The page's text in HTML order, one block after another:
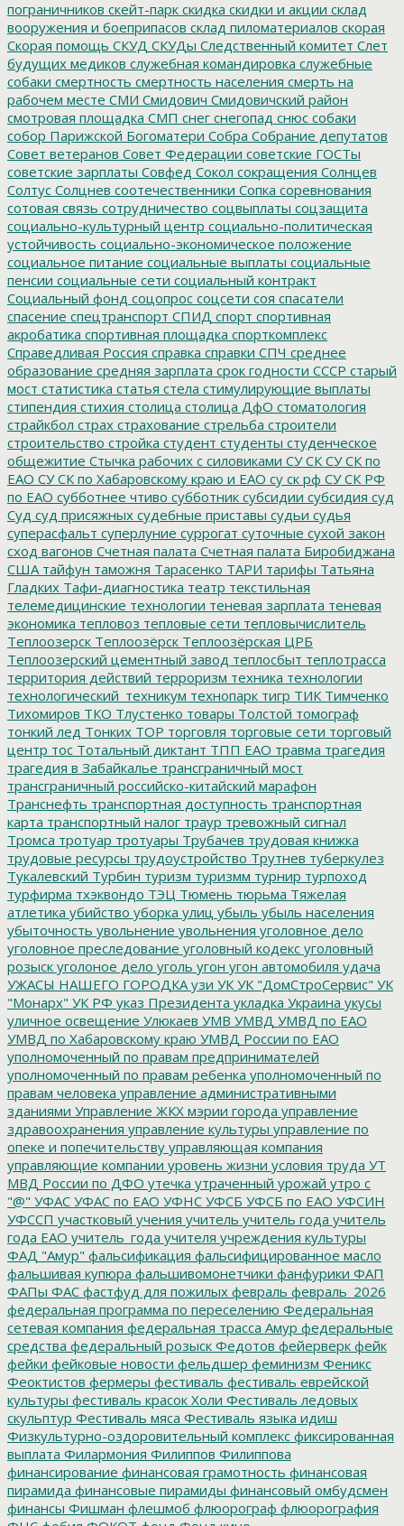
пограничников скейт-парк скидка скидки и акции склад
вооружения и боеприпасов склад пиломатериалов скорая
Скорая помощь СКУД СКУДы Следственный комитет Слет
будущих медиков служебная командировка служебные
собаки смертность смертность населения смерть на
рабочем месте СМИ Смидович Смидовичский район
смотровая площадка СМП снег снегопад снюс собаки
собор Парижской Богоматери Собра Собрание депутатов
Совет ветеранов Совет Федерации советские ГОСТы
советские зарплаты Совфед Сокол сокращения Солнцев
Солтус Солцнев соотечественники Сопка соревнования
сотовая связь сотрудничество соцвыплаты соцзащита
социально-культурный центр социально-политическая
устойчивость социально-экономическое положение
социальное питание социальные выплаты социальные
пенсии социальные сети социальный контракт
Социальный фонд соцопрос соцсети соя спасатели
спасение спецтранспорт СПИД спорт спортивная
акробатика спортивная площадка спорткомплекс
Справедливая Россия справка справки СПЧ среднее
образование средняя зарплата срок годности СССР старый
мост статистика статья стела стимулирующие выплаты
стипендия стихия столица столица ДфО стоматология
страйкбол страх страхование стрельба строители
строительство стройка студент студенты студенческое
общежитие Стычка рабочих с силовиками СУ СК СУ СК по
ЕАО СУ СК по Хабаровскому краю и ЕАО су ск рф СУ СК РФ
по ЕАО субботнее чтиво субботник субсидии субсидия суд
Суд суд присяжных судебные приставы судьи судья
суперасфальт суперлуние суррогат суточные сухой закон
сход вагонов Счетная палата Счетная палата Биробиджана
США тайфун таможня Тарасенко ТАРИ тарифы Татьяна
Гладких Тафи-диагностика театр текстильная
телемедицинские технологии теневая зарплата теневая
экономика тепловоз тепловые сети тепловычислитель
Теплоозерск Теплоозёрск Теплоозёрская ЦРБ
Теплоозерский цементный завод теплосбыт теплотрасса
территория действий терроризм техника технологии
технологический_техникум технопарк тигр ТИК Тимченко
Тихомиров ТКО Тлустенко товары Толстой томограф
тонкий лед Тонких ТОР торговля торговые сети торговый
центр тос Тотальный диктант ТПП ЕАО травма трагедия
трагедия в Забайкалье трансграничный мост
трансграничный российско-китайский марафон
Транснефть транспортная доступность транспортная
карта транспортный налог траур тревожный сигнал
Тромса тротуар тротуары Трубачев трудовая книжка
трудовые ресурсы трудоустройство Трутнев туберкулез
Тукалевский Турбин туризм туризмм турнир турпоход
турфирма тхэквондо ТЭЦ Тюмень тюрьма Тяжелая
атлетика убийство уборка улиц убыль убыль населения
убыточность увольнение увольнения уголовное дело
уголовное преследование уголовный кодекс уголовный
розыск уголоное дело уголь угон угон автомобиля удача
УЖАСЫ НАШЕГО ГОРОДКА узи УК УК "ДомСтроСервис" УК
"Монарх" УК РФ указ Президента укладка Украина укусы
уличное освещение Улюкаев УМВ УМВД УМВД по ЕАО
УМВД по Хабаровскому краю УМВД России по ЕАО
уполномоченный по правам предпринимателей
уполномоченный по правам ребенка уполномоченный по
правам человека управление административными
зданиями Управление ЖКХ мэрии города управление
здравоохранения управление культуры управление по
опеке и попечительству управляющая компания
управляющие компании уровень жизни условия труда УТ
МВД России по ДФО утечка утраченный урожай утро с
"@" УФАС УФАС по ЕАО УФНС УФСБ УФСБ по ЕАО УФСИН
УФССП участковый учения учитель учитель года учитель
года ЕАО учитель_года учителя учреждения культуры
ФАД "Амур" фальсификация фальсифицированное масло
фальшивая купюра фальшивомонетчики фанфурики ФАП
ФАПы ФАС фастфуд для пожилых февраль февраль_2026
федеральная программа по переселению Федеральная
сетевая компания федеральная трасса Амур федеральные
средства федеральный розыск Федотов фейерверк фейк
фейки фейковые новости фельдшер феминизм Феникс
Феоктистов фермеры фестиваль фестиваль еврейской
культуры фестиваль красок Холи Фестиваль ледовых
скульптур Фестиваль мяса Фестиваль языка идиш
Физкультурно-оздоровительный комплекс фиксированная
выплата Филармония Филиппов Филиппова
финансирование финансовая грамотность финансовая
пирамида финансовые пирамиды финансовый омбудсмен
финансы Фишман флешмоб флюорограф флюорография